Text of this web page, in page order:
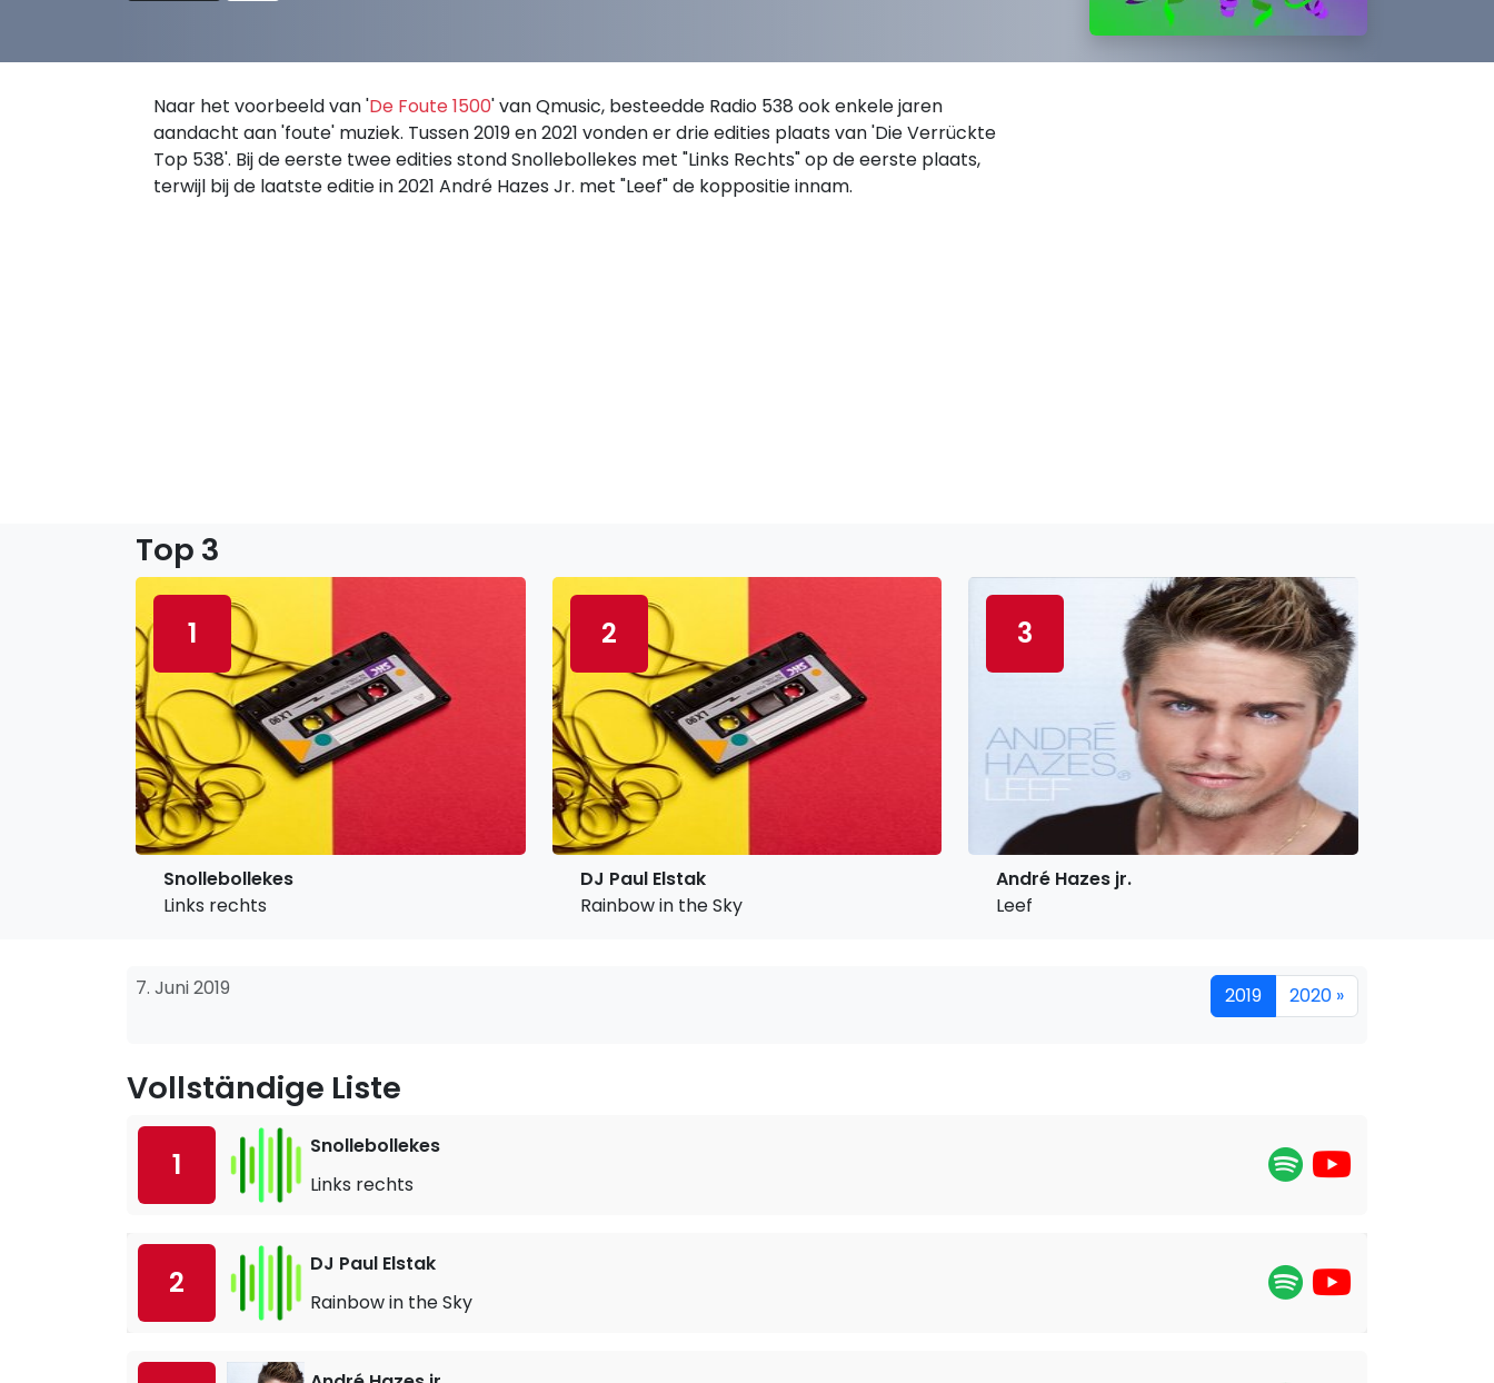
Naar het voorbeeld van 'De Foute 1500' van Qmusic, besteedde Radio 538 ook enkele jaren
aandacht aan 'foute' muziek. Tussen 2019 en 2021 vonden er drie edities plaats van 'Die Verrückte
Top 538'. Bij de eerste twee edities stond Snollebollekes met "Links Rechts" op de eerste plaats,
terwijl bij de laatste editie in 2021 André Hazes Jr. met "Leef" de koppositie innam.
Top 3
1
Snollebollekes
Links rechts
2
DJ Paul Elstak
Rainbow in the Sky
3
André Hazes jr.
Leef
7. Juni 2019 2019 2020 »
Vollständige Liste
1
Snollebollekes
Links rechts
2
DJ Paul Elstak
Rainbow in the Sky